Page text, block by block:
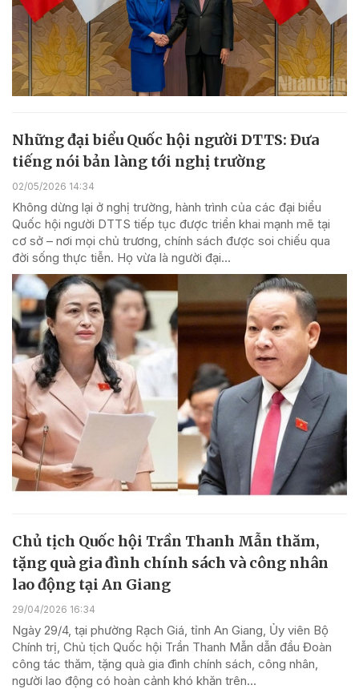
Những đại biểu Quốc hội người DTTS: Đưa
tiếng nói bản làng tới nghị trường
02/05/2026 14:34
Không dừng lại ở nghị trường, hành trình của các đại biểu
Quốc hội người DTTS tiếp tục được triển khai mạnh mẽ tại
cơ sở – nơi mọi chủ trương, chính sách được soi chiếu qua
đời sống thực tiễn. Họ vừa là người đại...
Chủ tịch Quốc hội Trần Thanh Mẫn thăm,
tặng quà gia đình chính sách và công nhân
lao động tại An Giang
29/04/2026 16:34
Ngày 29/4, tại phường Rạch Giá, tỉnh An Giang, Ủy viên Bộ
Chính trị, Chủ tịch Quốc hội Trần Thanh Mẫn dẫn đầu Đoàn
công tác thăm, tặng quà gia đình chính sách, công nhân,
người lao động có hoàn cảnh khó khăn trên...